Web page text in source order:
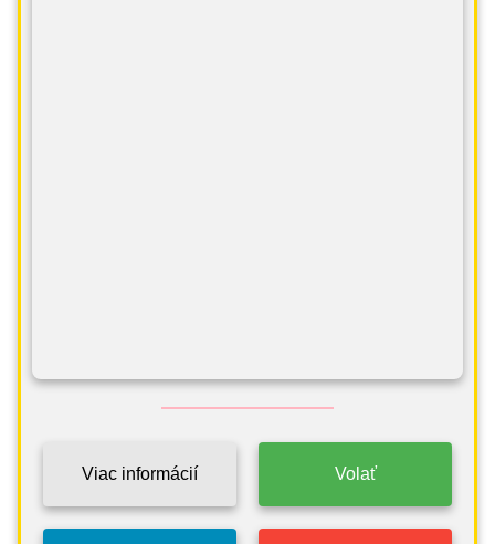
Viac informácií Volať